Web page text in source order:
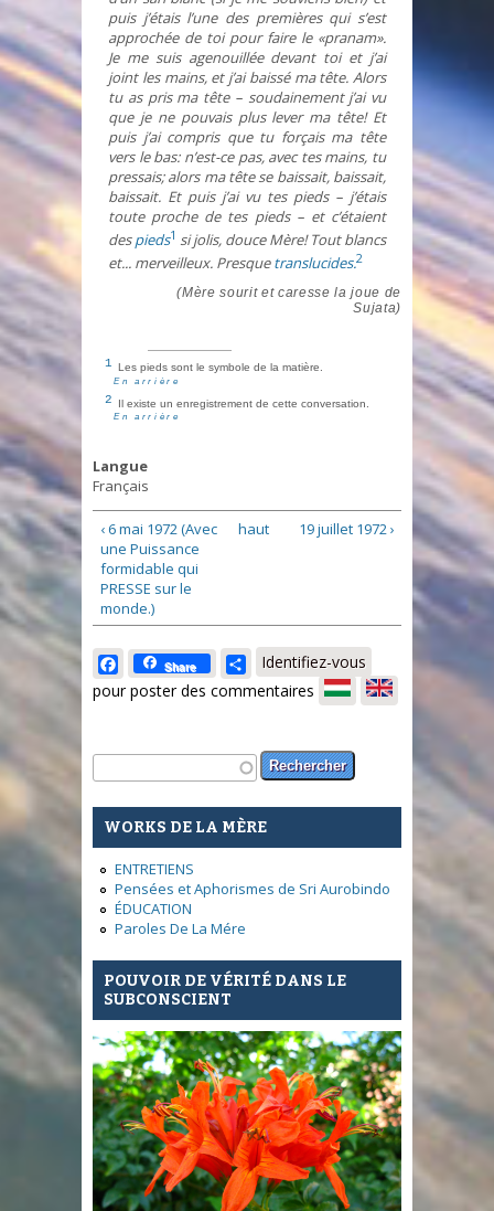
puis j’étais l’une des premières qui s’est
approchée de toi pour faire le «pranam».
Je me suis agenouillée devant toi et j’ai
joint les mains, et j’ai baissé ma tête. Alors
tu as pris ma tête – soudainement j’ai vu
que je ne pouvais plus lever ma tête! Et
puis j’ai compris que tu forçais ma tête
vers le bas: n’est-ce pas, avec tes mains, tu
pressais; alors ma tête se baissait, baissait,
baissait. Et puis j’ai vu tes pieds – j’étais
toute proche de tes pieds – et c’étaient
despieds1 si jolis, douce Mère! Tout blancs
et... merveilleux. Presquetranslucides.2
(Mère sourit et caresse la joue de
Sujata)
1 Les pieds sont le symbole de la matière.
En arrière
2 Il existe un enregistrement de cette conversation.
En arrière
Langue
Français
‹ 6 mai 1972 (Avec
une Puissance
formidable qui
PRESSE sur le
monde.)
haut 19 juillet 1972 ›
Facebook
Share Share
Identifiez-vous
pour poster des commentaires
Formulaire de recherche
Rechercher
WORKS DE LA MÈRE
ENTRETIENS
Pensées et Aphorismes de Sri Aurobindo
ÉDUCATION
Paroles De La Mére
POUVOIR DE VÉRITÉ DANS LE
SUBCONSCIENT